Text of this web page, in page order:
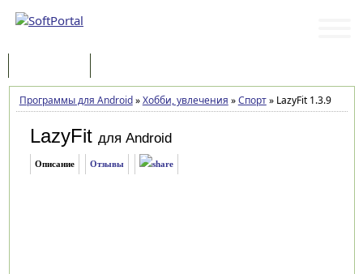
Программы для Android»Хобби, увлечения »Спорт»LazyFit 1.3.9
LazyFit для Android
Описание Отзывы